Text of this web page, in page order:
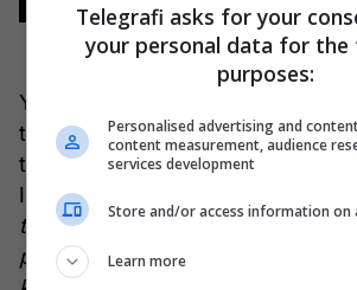
Ylli i 'Pretty Little Liars' u
të trupit pasi ajo fitoi një peshë
të një çekuilibri hormonal. Në
Instagram ajo shkroi:
të tillë gjykuese që vendos çdo lloj
përfshirë edhe shtimin në peshë,
Telegrafi asks for your
your personal data for the
purposes:
Personalised advertising and
content measurement, audience
services development
Store and/or access information on
Learn more